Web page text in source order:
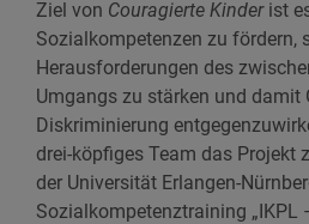
Ziel von Couragierte Kinder ist
Sozialkompetenzen zu fördern,
Herausforderungen des
Umgangs zu stärken und damit
Diskriminierung
drei-köpfiges Team das Projekt
der Universität Erlangen-
Sozialkompetenztraining „IKPL